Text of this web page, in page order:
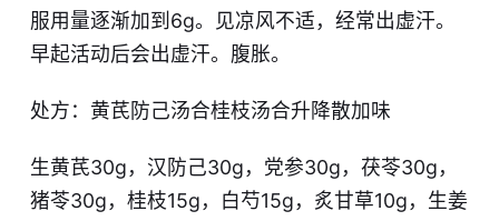
服用量逐渐加到6g。见凉风不适，经常出虚汗。
早起活动后会出虚汗。腹胀。
处方：黄芪防己汤合桂枝汤合升降散加味
生黄芪30g，汉防己30g，党参30g，茯苓30g，
猪苓30g，桂枝15g，白芍15g，炙甘草10g，生姜